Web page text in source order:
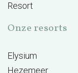
Resort
Onze resorts
Elysium
Hezemeer